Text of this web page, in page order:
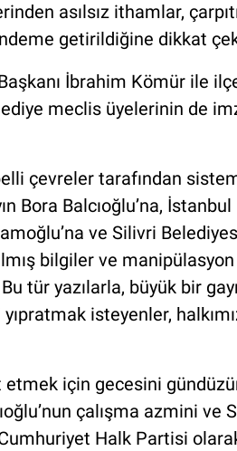
asılsız ithamlar,
getirildiğine dikkat
İbrahim Kömür ile
meclis üyelerinin de
çevreler tarafından
Bora Balcıoğlu’na,
ve Silivri
bilgiler ve
tür yazılarla, büyük bir
isteyenler,
etmek için gecesini
çalışma azmini ve
Halk Partisi